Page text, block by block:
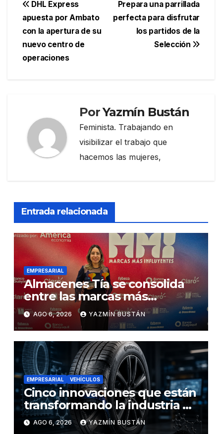
Navegación
de
entradas
Prepara una parrillada
perfecta para disfrutar
los partidos de la
Selección
DHL Express
apuesta por Ambato
con la apertura de su
nuevo centro de
operaciones
PorYazmín Bustán
Feminista. Trabajando en
visibilizar el trabajo que
hacemos las mujeres,
Entrada relacionada
EMPRESARIAL
Almacenes Tía se consolida
entre las marcas más
influyentes del Ecuador
AGO 6, 2026 YAZMÍN BUSTÁN
EMPRESARIAL VEHÍCULOS
Cinco innovaciones que están
transformando la industria de
los neumáticos y redefinen el
futuro de la movilidad
AGO 6, 2026 YAZMÍN BUSTÁN